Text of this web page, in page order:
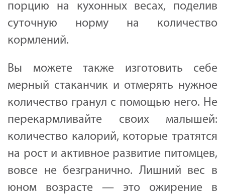
порцию на кухонных весах, поделив
суточную норму на количество
кормлений.
Вы можете также изготовить себе
мерный стаканчик и отмерять нужное
количество гранул с помощью него. Не
перекармливайте своих малышей:
количество калорий, которые тратятся
на рост и активное развитие питомцев,
вовсе не безгранично. Лишний вес в
юном возрасте — это ожирение в